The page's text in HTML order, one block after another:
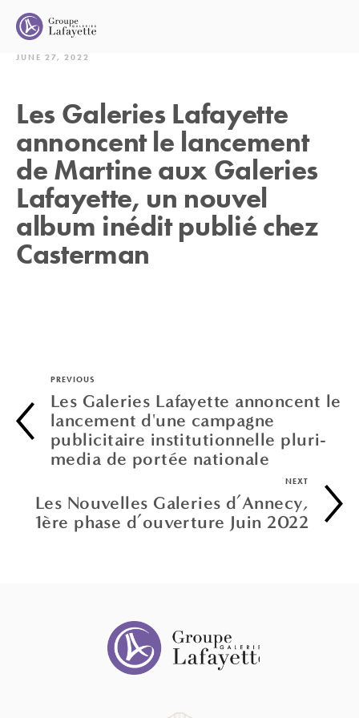
Les Galeries Lafayette
annoncent le lancement
de Martine aux Galeries
Lafayette, un nouvel
album inédit publié chez
Casterman
JUNE 27, 2022
PREVIOUS
Les Galeries Lafayette annoncent le
lancement d'une campagne
publicitaire institutionnelle pluri-
media de portée nationale
NEXT
Les Nouvelles Galeries d’Annecy,
1ère phase d’ouverture Juin 2022